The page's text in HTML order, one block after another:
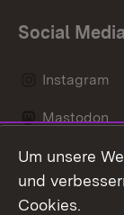
Social Media
Instagram
Mastodon
Messenger
Um unsere
und
Cookies.